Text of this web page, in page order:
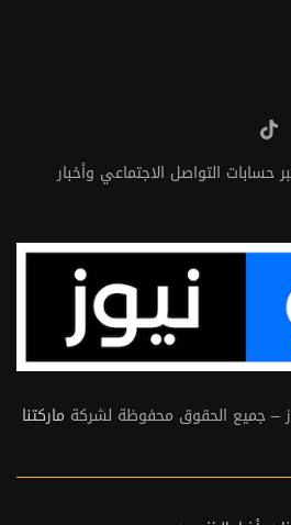
حسابات التواصل الاجتماعي وأخبار
ماركتنا